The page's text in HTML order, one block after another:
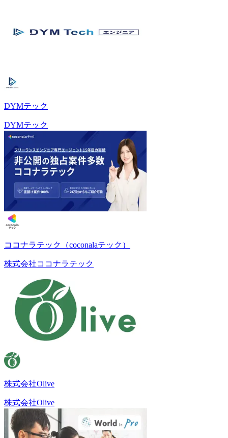
DYMテック
DYMテック
ココナラテック（coconalaテック）
株式会社ココナラテック
株式会社Olive
株式会社Olive